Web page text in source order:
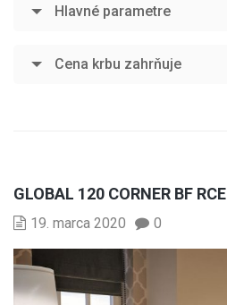
Hlavné parametre
Cena krbu zahrňuje
GLOBAL 120 CORNER BF RCE
19. marca 2020 0